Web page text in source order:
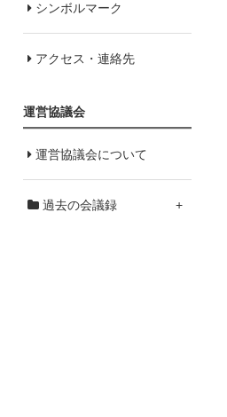
シンボルマーク
アクセス・連絡先
運営協議会
運営協議会について
+
過去の会議録